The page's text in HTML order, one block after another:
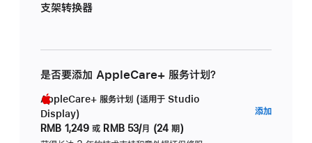
支架转换器
是否要添加 AppleCare+ 服务计划？
AppleCare+ 服务计划 (适用于 Studio
Display)
RMB 1,249 或 RMB 53/月 (24 期)
添加